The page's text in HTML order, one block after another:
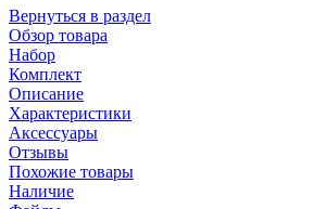
Вернуться в раздел
Обзор товара
Набор
Комплект
Описание
Характеристики
Аксессуары
Отзывы
Похожие товары
Наличие